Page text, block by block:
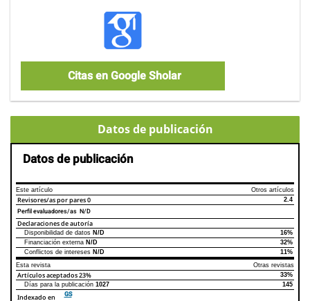
Citas en Google Sholar
Datos de publicación
Datos de publicación
Este artículo Otros artículos
Revisores/as por pares0 2.4
Perfil evaluadores/as N/D
Declaraciones de autoría
Declaraciones de autoríaEste artículo
Disponibilidad de datos N/D
16%
Financiación externa N/D
32%
Conflictos de intereses N/D
11%
Esta revista
Otras revistas
Artículos aceptados23%
33%
Días para la publicación 1027 145
Indexado en GS